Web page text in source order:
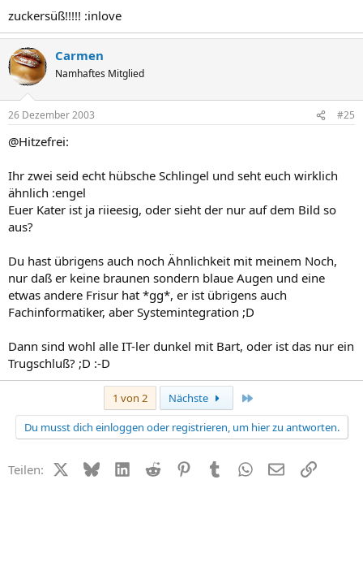
zuckersüß!!!!! :inlove
Carmen
Namhaftes Mitglied
26 Dezember 2003 #25
@Hitzefrei:
Ihr zwei seid echt hübsche Schlingel und seht euch wirklich
ähnlich :engel
Euer Kater ist ja riieesig, oder sieht der nur auf dem Bild so
aus?
Du hast übrigens auch noch Ähnlichkeit mit meinem Noch,
nur daß er keine braunen sondern blaue Augen und eine
etwas andere Frisur hat *gg*, er ist übrigens auch
Fachinformatiker, aber Systemintegration ;D
Dann sind wohl alle IT-ler dunkel mit Bart, oder ist das nur ein
Trugschluß? ;D :-D
1 von 2 Nächste
Du musst dich einloggen oder registrieren, um hier zu antworten.
Teilen: X (Twitter)
BlueskyLinkedIn
Reddit PinterestTumblr WhatsApp
E-MailLink